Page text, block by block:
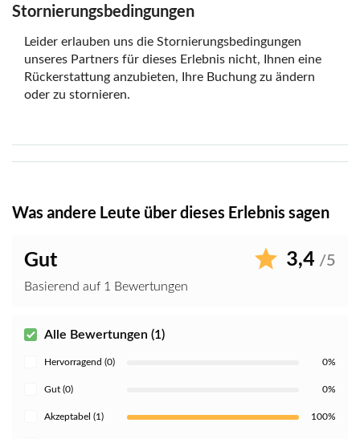
Stornierungsbedingungen
Leider erlauben uns die Stornierungsbedingungen
unseres Partners für dieses Erlebnis nicht, Ihnen eine
Rückerstattung anzubieten, Ihre Buchung zu ändern
oder zu stornieren.
Was andere Leute über dieses Erlebnis sagen
Gut 3,4 /5
Basierend auf 1 Bewertungen
Alle Bewertungen (1)
Hervorragend (0) 0%
Gut (0) 0%
Akzeptabel (1) 100%